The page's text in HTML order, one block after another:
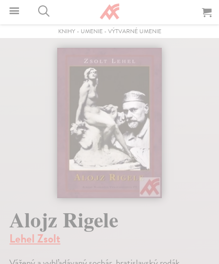
KNIHY- UMENIE- VÝTVARNÉ UMENIE
Alojz Rigele
Lehel Zsolt